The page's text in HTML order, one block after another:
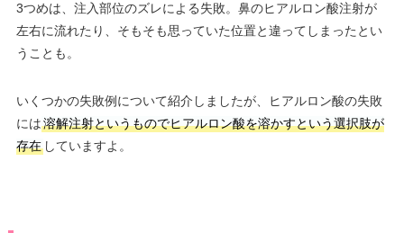
3つめは、注入部位のズレによる失敗。鼻のヒアルロン酸注射が
左右に流れたり、そもそも思っていた位置と違ってしまったとい
うことも。
いくつかの失敗例について紹介しましたが、ヒアルロン酸の失敗
には溶解注射というものでヒアルロン酸を溶かすという選択肢が
存在していますよ。